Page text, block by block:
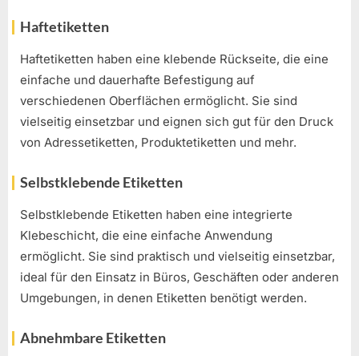
Haftetiketten
Haftetiketten haben eine klebende Rückseite, die eine
einfache und dauerhafte Befestigung auf
verschiedenen Oberflächen ermöglicht. Sie sind
vielseitig einsetzbar und eignen sich gut für den Druck
von Adressetiketten, Produktetiketten und mehr.
Selbstklebende Etiketten
Selbstklebende Etiketten haben eine integrierte
Klebeschicht, die eine einfache Anwendung
ermöglicht. Sie sind praktisch und vielseitig einsetzbar,
ideal für den Einsatz in Büros, Geschäften oder anderen
Umgebungen, in denen Etiketten benötigt werden.
Abnehmbare Etiketten